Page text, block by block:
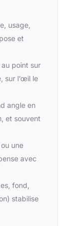
usage,
et
point sur
sur l’œil le
angle en
et souvent
une
avec
fond,
stabilise